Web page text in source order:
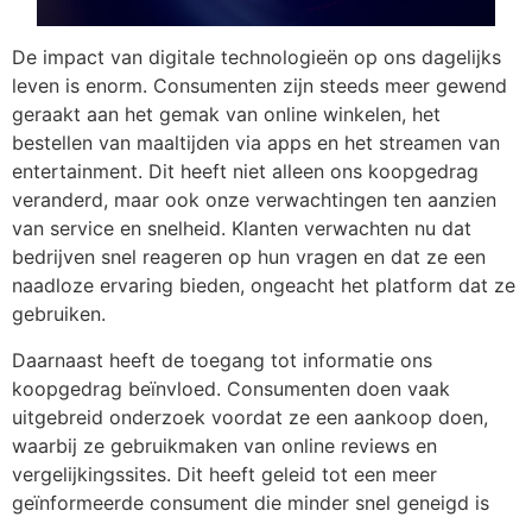
De impact van digitale technologieën op ons dagelijks
leven is enorm. Consumenten zijn steeds meer gewend
geraakt aan het gemak van online winkelen, het
bestellen van maaltijden via apps en het streamen van
entertainment. Dit heeft niet alleen ons koopgedrag
veranderd, maar ook onze verwachtingen ten aanzien
van service en snelheid. Klanten verwachten nu dat
bedrijven snel reageren op hun vragen en dat ze een
naadloze ervaring bieden, ongeacht het platform dat ze
gebruiken.
Daarnaast heeft de toegang tot informatie ons
koopgedrag beïnvloed. Consumenten doen vaak
uitgebreid onderzoek voordat ze een aankoop doen,
waarbij ze gebruikmaken van online reviews en
vergelijkingssites. Dit heeft geleid tot een meer
geïnformeerde consument die minder snel geneigd is